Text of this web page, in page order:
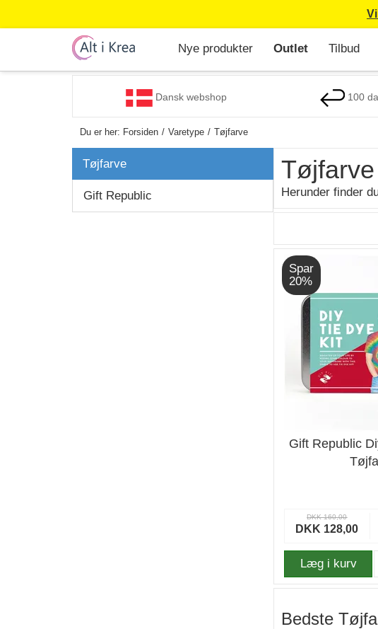
Nye produkter Outlet Tilbud
Dansk webshop 100
Du er her: Forsiden Varetype Tøjfarve
Tøjfarve
Gift Republic
Tøjfarve
Herunder finder
Spar
20%
Gift Republic
DKK 160,00
DKK 128,00
Læg i kurv
Bedste